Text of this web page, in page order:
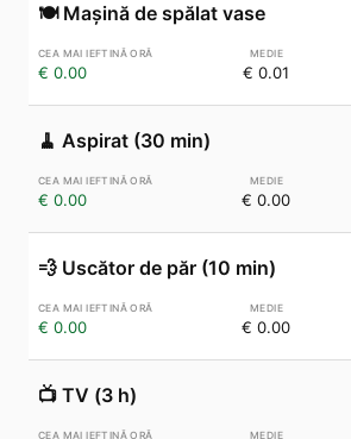
🍽️ Mașină de spălat vase
€ 0.00 € 0.01
🧹 Aspirat (30 min)
€ 0.00 € 0.00
💨 Uscător de păr (10 min)
€ 0.00 € 0.00
📺 TV (3 h)